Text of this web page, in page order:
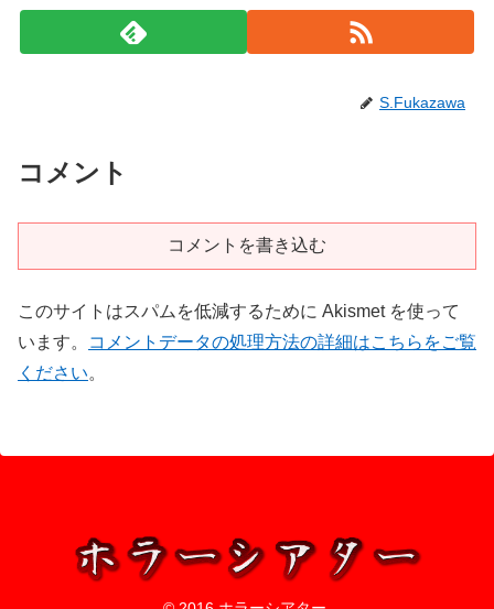
S.Fukazawa
コメント
コメントを書き込む
このサイトはスパムを低減するために Akismet を使って
います。
コメントデータの処理方法の詳細はこちらをご覧
ください。